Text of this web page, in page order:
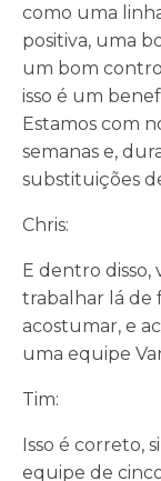
como uma
positiva, uma
um bom
isso é um
Estamos com
semanas e,
substituições
Chris:
E dentro
trabalhar lá de
acostumar, e
uma equipe
Tim:
Isso é correto,
equipe de